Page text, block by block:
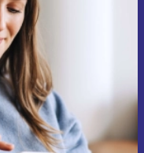
anmelden,